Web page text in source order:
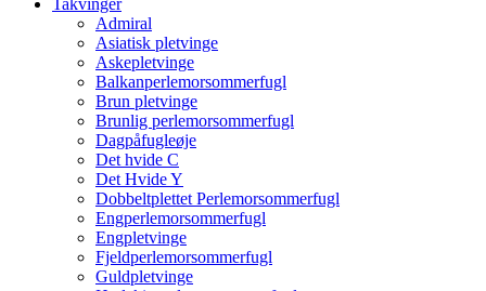
Admiral
Asiatisk pletvinge
Askepletvinge
Balkanperlemorsommerfugl
Brun pletvinge
Brunlig perlemorsommerfugl
Dagpåfugleøje
Det hvide C
Det Hvide Y
Dobbeltplettet Perlemorsommerfugl
Engperlemorsommerfugl
Engpletvinge
Fjeldperlemorsommerfugl
Guldpletvinge